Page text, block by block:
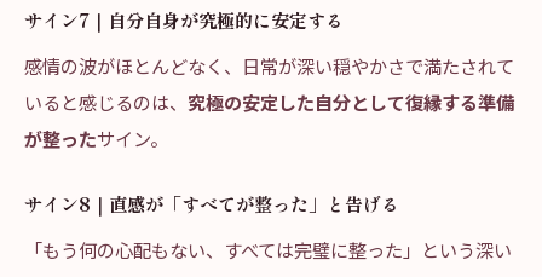
サイン7｜自分自身が究極的に安定する
感情の波がほとんどなく、日常が深い穏やかさで満たされて
いると感じるのは、 究極の安定した自分として復縁する準備
が整ったサイン。
サイン8｜直感が「すべてが整った」と告げる
「もう何の心配もない、すべては完璧に整った」という深い